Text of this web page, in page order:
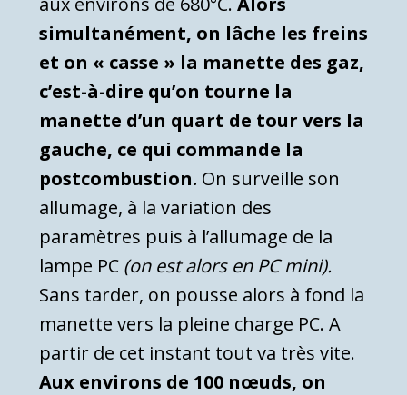
simultanément, on lâche les freins
et on « casse » la manette des gaz,
c’est-à-dire qu’on tourne la
manette d’un quart de tour vers la
gauche, ce qui commande la
postcombustion. On surveille son
allumage, à la variation des
paramètres puis à l’allumage de la
lampe PC (on est alors en PC mini).
Sans tarder, on pousse alors à fond la
manette vers la pleine charge PC. A
partir de cet instant tout va très vite.
Aux environs de 100 nœuds, on